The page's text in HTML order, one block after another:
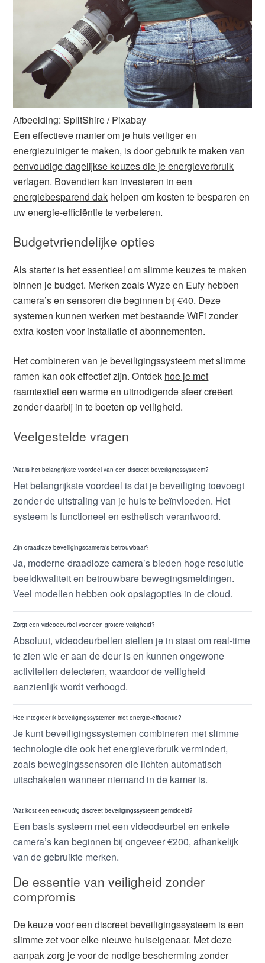
Afbeelding: SplitShire / Pixabay
Een effectieve manier om je huis veiliger en
energiezuiniger te maken, is door gebruik te maken van
eenvoudige dagelijkse keuzes die je energieverbruik
verlagen. Bovendien kan investeren in een
energiebesparend dak helpen om kosten te besparen en
uw energie-efficiëntie te verbeteren.
Budgetvriendelijke opties
Als starter is het essentieel om slimme keuzes te maken
binnen je budget. Merken zoals Wyze en Eufy hebben
camera’s en sensoren die beginnen bij €40. Deze
systemen kunnen werken met bestaande WiFi zonder
extra kosten voor installatie of abonnementen.
Het combineren van je beveiligingssysteem met slimme
ramen kan ook effectief zijn. Ontdek hoe je met
raamtextiel een warme en uitnodigende sfeer creëert
zonder daarbij in te boeten op veiligheid.
Veelgestelde vragen
Wat is het belangrijkste voordeel van een discreet beveiligingssysteem?
Het belangrijkste voordeel is dat je beveiliging toevoegt
zonder de uitstraling van je huis te beïnvloeden. Het
systeem is functioneel en esthetisch verantwoord.
Zijn draadloze beveiligingscamera’s betrouwbaar?
Ja, moderne draadloze camera’s bieden hoge resolutie
beeldkwaliteit en betrouwbare bewegingsmeldingen.
Veel modellen hebben ook opslagopties in de cloud.
Zorgt een videodeurbel voor een grotere veiligheid?
Absoluut, videodeurbellen stellen je in staat om real-time
te zien wie er aan de deur is en kunnen ongewone
activiteiten detecteren, waardoor de veiligheid
aanzienlijk wordt verhoogd.
Hoe integreer ik beveiligingssystemen met energie-efficiëntie?
Je kunt beveiligingssystemen combineren met slimme
technologie die ook het energieverbruik vermindert,
zoals bewegingssensoren die lichten automatisch
uitschakelen wanneer niemand in de kamer is.
Wat kost een eenvoudig discreet beveiligingssysteem gemiddeld?
Een basis systeem met een videodeurbel en enkele
camera’s kan beginnen bij ongeveer €200, afhankelijk
van de gebruikte merken.
De essentie van veiligheid zonder
compromis
De keuze voor een discreet beveiligingssysteem is een
slimme zet voor elke nieuwe huiseigenaar. Met deze
aanpak zorg je voor de nodige bescherming zonder